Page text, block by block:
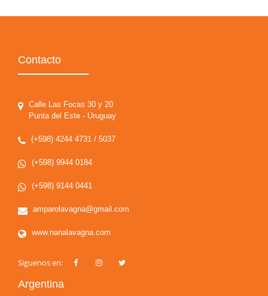
Contacto
Calle Las Focas 30 y 20
Punta del Este - Uruguay
(+598) 4244 4731 / 5037
(+598) 9944 0184
(+598) 9144 0441
amparolavagna@gmail.com
www.nanalavagna.com
Siguenos en:
Argentina